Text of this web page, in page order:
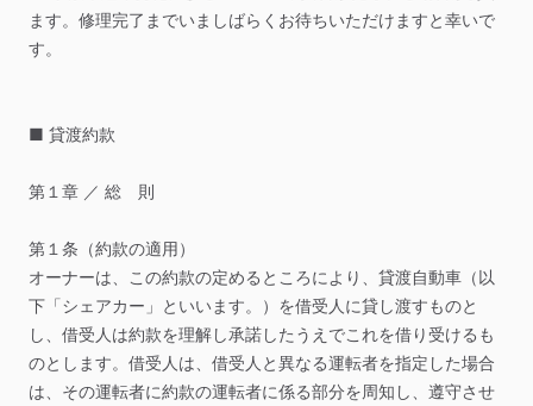
ます。修理完了までいましばらくお待ちいただけますと幸いで
す。
■ 貸渡約款
第１章 ／ 総 則
第１条（約款の適用）
オーナーは、この約款の定めるところにより、貸渡自動車（以
下「シェアカー」といいます。）を借受人に貸し渡すものと
し、借受人は約款を理解し承諾したうえでこれを借り受けるも
のとします。借受人は、借受人と異なる運転者を指定した場合
は、その運転者に約款の運転者に係る部分を周知し、遵守させ